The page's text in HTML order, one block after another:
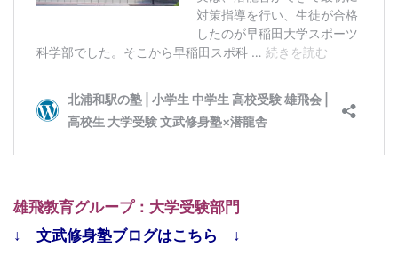
雄飛教育グループ：大学受験部門
↓ 文武修身塾ブログはこちら ↓